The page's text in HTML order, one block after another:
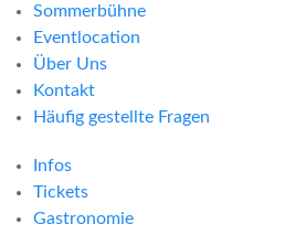
Sommerbühne
Eventlocation
Über Uns
Kontakt
Häufig gestellte Fragen
Infos
Tickets
Gastronomie